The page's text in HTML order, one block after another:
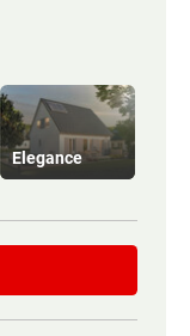
Elegance